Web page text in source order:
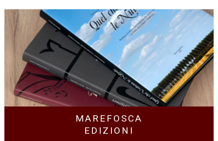
MAREFOSCA
EDIZIONI